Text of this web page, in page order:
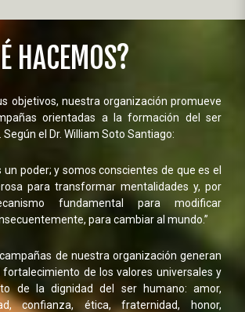
HACEMOS?
objetivos, nuestra organización promueve
orientadas a la formación del ser
el Dr. William Soto Santiago:
un poder; y somos conscientes de que es el
para transformar mentalidades y, por
fundamental para modificar
para cambiar al mundo.”
de nuestra organización generan
fortalecimiento de los valores universales y
de la dignidad del ser humano: amor,
confianza, ética, fraternidad, honor,